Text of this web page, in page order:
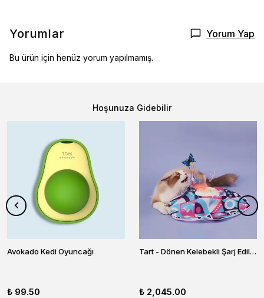
Yorumlar Yorum Yap
Bu ürün için henüz yorum yapılmamış.
Hoşunuza Gidebilir
Avokado Kedi Oyuncağı
₺ 99.50
Tart - Dönen Kelebekli Şarj Edilebilir Kedi Oyuncağı
₺ 2,045.00